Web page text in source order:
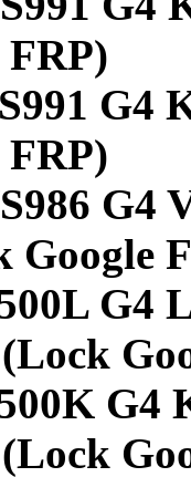
G4
G4
Google
G4
G4